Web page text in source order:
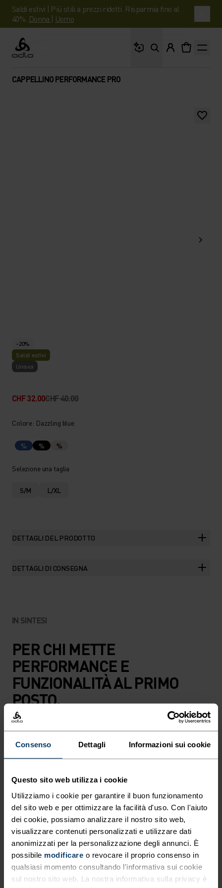
Consenso Dettagli Informazioni sui cookie
Questo sito web utilizza i cookie
Utilizziamo i cookie per garantire il buon funzionamento
del sito web e per ottimizzare la facilità d'uso. Con l'aiuto
dei cookie, possiamo analizzare il nostro sito web,
visualizzare contenuti personalizzati e utilizzare dati
anonimizzati per la personalizzazione degli annunci. È
possibile modificare o revocare il proprio consenso in
qualsiasi momento consultando l'informativa sui cookie
sul nostro sito web. La nostra informativa sulla privacy è
Saldi estivi | Più stili a prezzi ridotti. Risparmia fino al
40%. Donna | Uomo
Odlo
CAPPELLINO PERFORMANCE PRO
-20%
Saldi estivi
Unisex
CHF 32.00CHF 40.00
Colore: Dazzling blue
% % %
Selezione una taglia
S/M L/XL
DETTAGLI DEL PRODOTTO
DETTAGLI DI CONSEGNA
IN SINTESI
PER CHI METTE
PERFORMANCE E
FUNZIONALITÀ AL PRIMO
POSTO.
Perfetto per correre, fare trekking e altre attività
outdoor nella stagione calda, questo cappellino è
dotato di pannelli superiori in ripstop leggero
laterali in mesh elasticizzata con prese d’aria
tagliate al laser migliorano la traspirabilità. La
visiera in spugna modellabile è ultra leggera, sia
quando lo indossi che quando lo porti con te in
tasca. Il cordino posteriore ti permette di regolare
la calzata, mentre i dettagli riflettenti ti rendono
visibile in condizione di luce scarsa. Realizzato in
materiale ad asciugatura rapida, per non